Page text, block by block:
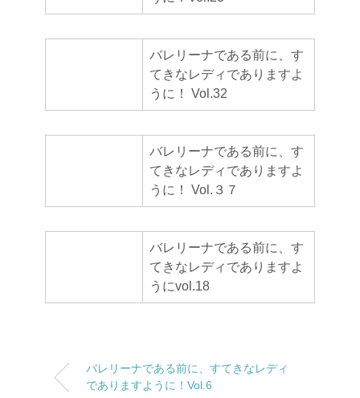
バレリーナである前に、す
てきなレディでありますよ
うに！ Vol.32
バレリーナである前に、す
てきなレディでありますよ
うに！ Vol.３７
バレリーナである前に、す
てきなレディでありますよ
うにvol.18
バレリーナである前に、すてきなレディ
でありますように！Vol.6